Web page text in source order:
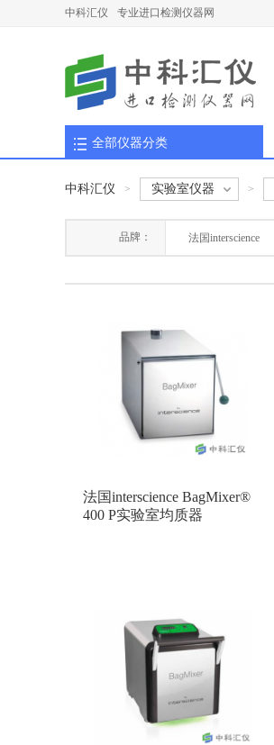
中科汇仪 专业进口检测仪器网
全部仪器分类
中科汇仪 > 实验室仪器 >
品牌： 法国interscience
法国interscience BagMixer®
400 P实验室均质器